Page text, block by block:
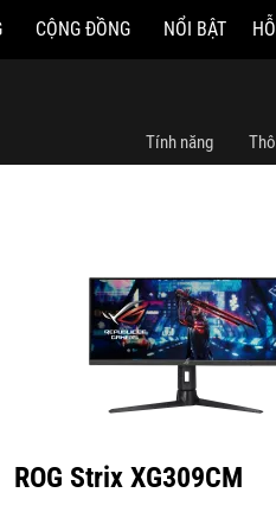
CỘNG ĐỒNG NỔI BẬT
Tính năng
ROG Strix XG309CM